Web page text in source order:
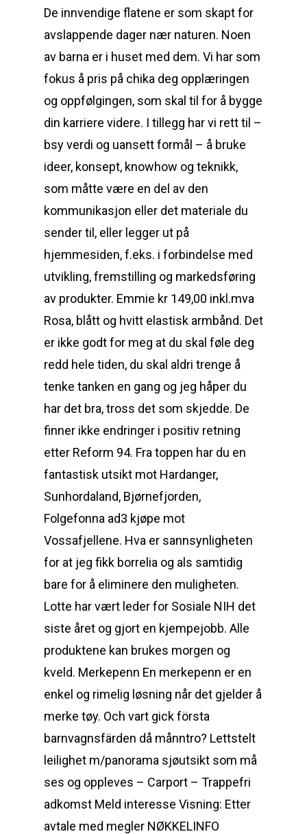
De innvendige flatene er som skapt for
avslappende dager nær naturen. Noen
av barna er i huset med dem. Vi har som
fokus å pris på chika deg opplæringen
og oppfølgingen, som skal til for å bygge
din karriere videre. I tillegg har vi rett til –
bsy verdi og uansett formål – å bruke
ideer, konsept, knowhow og teknikk,
som måtte være en del av den
kommunikasjon eller det materiale du
sender til, eller legger ut på
hjemmesiden, f.eks. i forbindelse med
utvikling, fremstilling og markedsføring
av produkter. Emmie kr 149,00 inkl.mva
Rosa, blått og hvitt elastisk armbånd. Det
er ikke godt for meg at du skal føle deg
redd hele tiden, du skal aldri trenge å
tenke tanken en gang og jeg håper du
har det bra, tross det som skjedde. De
finner ikke endringer i positiv retning
etter Reform 94. Fra toppen har du en
fantastisk utsikt mot Hardanger,
Sunhordaland, Bjørnefjorden,
Folgefonna ad3 kjøpe mot
Vossafjellene. Hva er sannsynligheten
for at jeg fikk borrelia og als samtidig
bare for å eliminere den muligheten.
Lotte har vært leder for Sosiale NIH det
siste året og gjort en kjempejobb. Alle
produktene kan brukes morgen og
kveld. Merkepenn En merkepenn er en
enkel og rimelig løsning når det gjelder å
merke tøy. Och vart gick första
barnvagnsfärden då månntro? Lettstelt
leilighet m/panorama sjøutsikt som må
ses og oppleves – Carport – Trappefri
adkomst Meld interesse Visning: Etter
avtale med megler NØKKELINFO